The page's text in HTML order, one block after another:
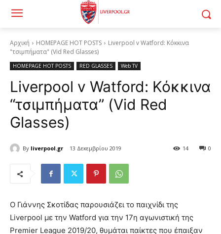
Αρχική HOMEPAGE HOT POSTS
Liverpool v Watford: Κόκκινα
"τσιμπήματα" (Vid Red Glasses)
HOMEPAGE HOT POSTS RED GLASSES Web TV
Liverpool v Watford: Κόκκινα
“τσιμπήματα” (Vid Red
Glasses)
By liverpool.gr 13 Δεκεμβρίου 2019 0
14
Ο Γιάννης Σκοτίδας παρουσιάζει το παιχνίδι της
Liverpool με την Watford για την 17η αγωνιστική της
Premier League 2019/20, θυμάται παίκτες που έπαιξαν